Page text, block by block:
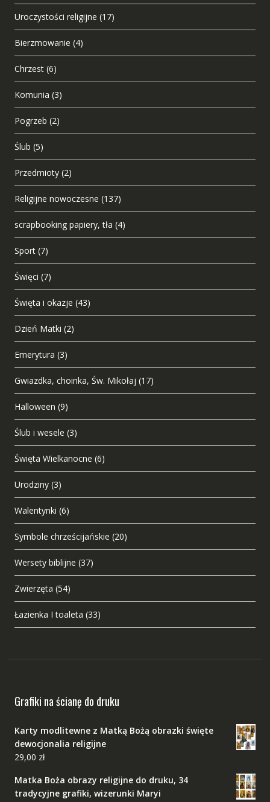
Uroczystości religijne (17)
Bierzmowanie (4)
Chrzest (6)
Komunia (3)
Pogrzeb (2)
Ślub (5)
Przedmioty (2)
Religijne nowoczesne (137)
scrapbooking papiery, tła (4)
Sport (7)
Święci (7)
Święta i okazje (43)
Dzień Matki (2)
Emerytura (3)
Gwiazdka, choinka, Św. Mikołaj (17)
Halloween (9)
Ślub i wesele (3)
Święta Wielkanocne (6)
Urodziny (3)
Walentynki (6)
Symbole chrześcijańskie (20)
Wersety biblijne (37)
Zwierzęta (54)
Łazienka I toaleta (33)
Grafiki na ścianę do druku
Karty modlitewne z Matką Bożą obrazki święte
dewocjonalia religijne
29,00 zł
Matka Boża obrazy religijne do druku, 34
tradycyjne grafiki, wizerunki Maryi